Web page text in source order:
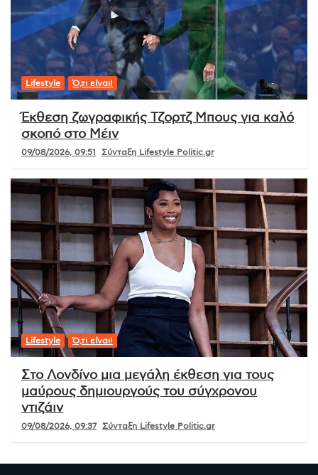
Lifestyle Ό,τι είναι!
Έκθεση ζωγραφικής Τζορτζ Μπους για καλό
σκοπό στο Μέιν
09/08/2026, 09:51 Σύνταξη Lifestyle Politic.gr
Lifestyle Ό,τι είναι!
Στο Λονδίνο μια μεγάλη έκθεση για τους
μαύρους δημιουργούς του σύγχρονου
ντιζάιν
09/08/2026, 09:37 Σύνταξη Lifestyle Politic.gr